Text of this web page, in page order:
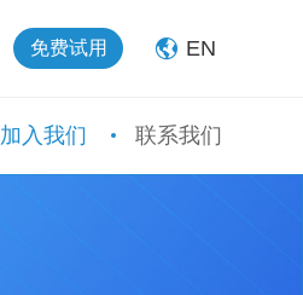
免费试用 EN
加入我们 联系我们